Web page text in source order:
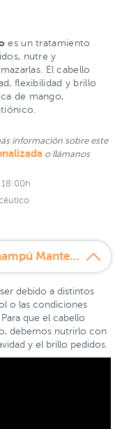
es un tratamiento
nutre y
El cabello
flexibilidad y brillo
de mango,
información sobre este
o llámanos
18:00h
¿Qué es Klorane Capilar Champú Manteca de Mango 200 ml?
debido a distintos
o las condiciones
que el cabello
debemos nutrirlo con
y el brillo pedidos.